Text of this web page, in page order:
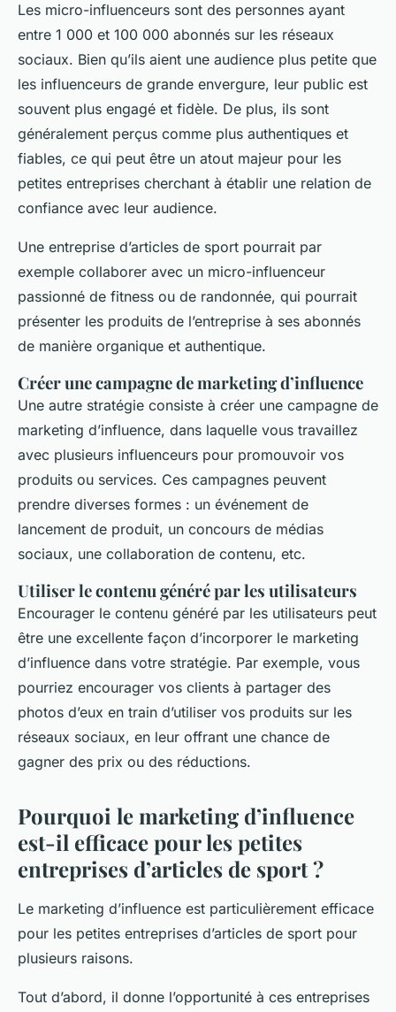
Les micro-influenceurs sont des personnes ayant
entre 1 000 et 100 000 abonnés sur les réseaux
sociaux. Bien qu’ils aient une audience plus petite que
les influenceurs de grande envergure, leur public est
souvent plus engagé et fidèle. De plus, ils sont
généralement perçus comme plus authentiques et
fiables, ce qui peut être un atout majeur pour les
petites entreprises cherchant à établir une relation de
confiance avec leur audience.
Une entreprise d’articles de sport pourrait par
exemple collaborer avec un micro-influenceur
passionné de fitness ou de randonnée, qui pourrait
présenter les produits de l’entreprise à ses abonnés
de manière organique et authentique.
Créer une campagne de marketing d’influence
Une autre stratégie consiste à créer une campagne de
marketing d’influence, dans laquelle vous travaillez
avec plusieurs influenceurs pour promouvoir vos
produits ou services. Ces campagnes peuvent
prendre diverses formes : un événement de
lancement de produit, un concours de médias
sociaux, une collaboration de contenu, etc.
Utiliser le contenu généré par les utilisateurs
Encourager le contenu généré par les utilisateurs peut
être une excellente façon d’incorporer le marketing
d’influence dans votre stratégie. Par exemple, vous
pourriez encourager vos clients à partager des
photos d’eux en train d’utiliser vos produits sur les
réseaux sociaux, en leur offrant une chance de
gagner des prix ou des réductions.
Pourquoi le marketing d’influence
est-il efficace pour les petites
entreprises d’articles de sport ?
Le marketing d’influence est particulièrement efficace
pour les petites entreprises d’articles de sport pour
plusieurs raisons.
Tout d’abord, il donne l’opportunité à ces entreprises